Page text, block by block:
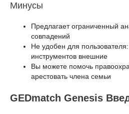
Минусы
Предлагает ограниченный
совпадений
Не удобен для
инструментов внешние
Вы можете помочь
арестовать члена семьи
GEDmatch Genesis